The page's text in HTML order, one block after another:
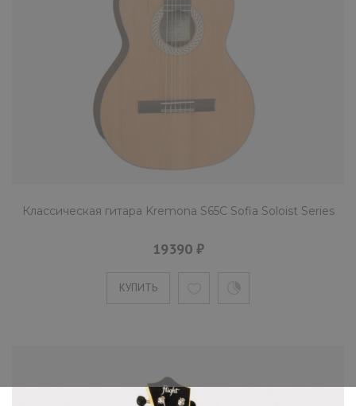
Классическая гитара Kremona S65C Sofia Soloist Series
19390 ₽
КУПИТЬ